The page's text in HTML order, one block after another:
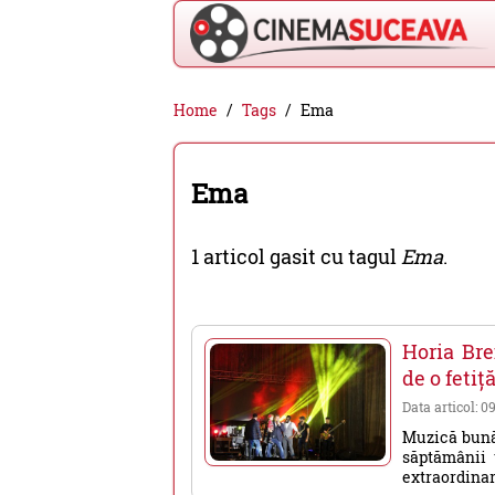
Cinema
Suceava
-
filme
cinema,
evenimente
din
Suceava
Home Tags Ema
Ema
1 articol gasit cu tagulEma.
Horia
de o
Data articol:
Muzică
săptămânii